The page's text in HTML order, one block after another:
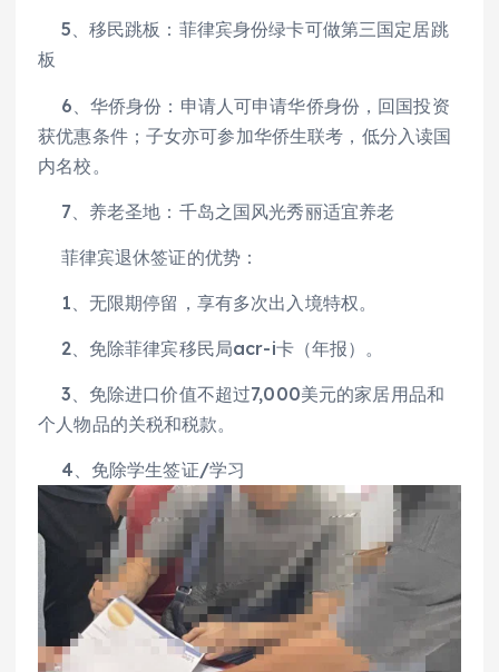
5、移民跳板：菲律宾身份绿卡可做第三国定居跳
板
6、华侨身份：申请人可申请华侨身份，回国投资
获优惠条件；子女亦可参加华侨生联考，低分入读国
内名校。
7、养老圣地：千岛之国风光秀丽适宜养老
菲律宾退休签证的优势：
1、无限期停留，享有多次出入境特权。
2、免除菲律宾移民局acr-i卡（年报）。
3、免除进口价值不超过7,000美元的家居用品和
个人物品的关税和税款。
4、免除学生签证/学习